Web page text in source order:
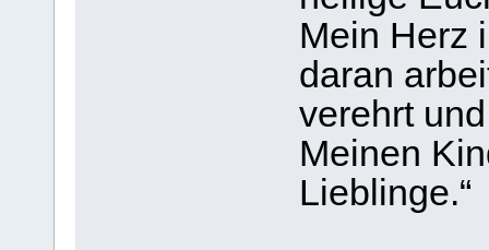
Mein Herz
daran
verehrt
Meinen
Lieblinge.“